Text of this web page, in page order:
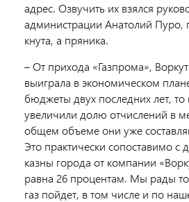
адрес. Озвучить их взялся
администрации Анатолий Пуро,
кнута, а пряника.
– От прихода «Газпрома»,
выиграла в экономическом
бюджеты двух последних лет, то
увеличили долю отчислений в
общем объеме они уже
Это практически сопоставимо с
казны города от компании
равна 26 процентам. Мы рады
газ пойдет, в том числе и по